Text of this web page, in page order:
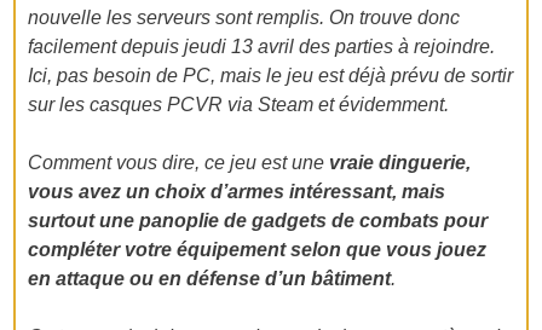
nouvelle les serveurs sont remplis. On trouve donc
facilement depuis jeudi 13 avril des parties à rejoindre.
Ici, pas besoin de PC, mais le jeu est déjà prévu de sortir
sur les casques PCVR via Steam et évidemment.
Comment vous dire, ce jeu est une vraie dinguerie,
vous avez un choix d’armes intéressant, mais
surtout une panoplie de gadgets de combats pour
compléter votre équipement selon que vous jouez
en attaque ou en défense d’un bâtiment.